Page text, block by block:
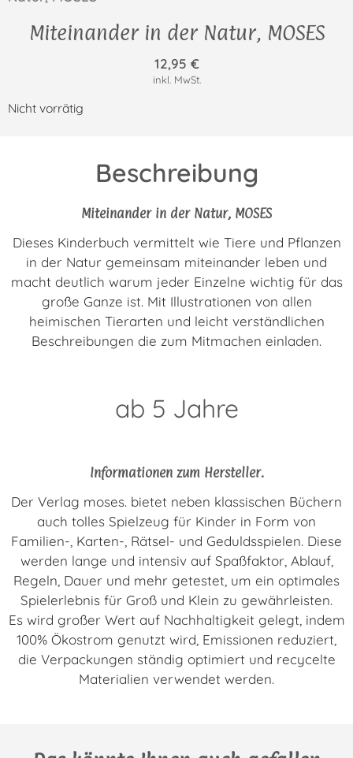
Miteinander in der Natur, MOSES
12,95 €
inkl. MwSt.
Nicht vorrätig
Beschreibung
Miteinander in der Natur, MOSES
Dieses Kinderbuch vermittelt wie Tiere und Pflanzen
in der Natur gemeinsam miteinander leben und
macht deutlich warum jeder Einzelne wichtig für das
große Ganze ist. Mit Illustrationen von allen
heimischen Tierarten und leicht verständlichen
Beschreibungen die zum Mitmachen einladen.
ab 5 Jahre
Informationen zum Hersteller.
Der Verlag moses. bietet neben klassischen Büchern
auch tolles Spielzeug für Kinder in Form von
Familien-, Karten-, Rätsel- und Geduldsspielen. Diese
werden lange und intensiv auf Spaßfaktor, Ablauf,
Regeln, Dauer und mehr getestet, um ein optimales
Spielerlebnis für Groß und Klein zu gewährleisten.
Es wird großer Wert auf Nachhaltigkeit gelegt, indem
100% Ökostrom genutzt wird, Emissionen reduziert,
die Verpackungen ständig optimiert und recycelte
Materialien verwendet werden.